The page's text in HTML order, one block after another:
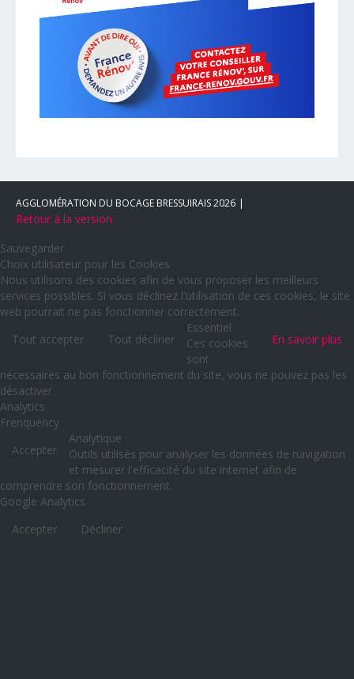
AGGLOMÉRATION DU BOCAGE BRESSUIRAIS2026
Retour à la version
Sauvegarder
Choix utilisateur pour les Cookies
Nous utilisons des cookies afin de vous proposer les meilleurs
services possibles. Si vous déclinez l'utilisation de ces cookies, le site
web pourrait ne pas fonctionner correctement.
Tout accepter
Tout décliner En savoir plus
Essentiel
Ces cookies
sont
nécessaires au bon fonctionnement du site, vous ne pouvez pas les
désactiver.
Analytics
Frenquency
Accepter
Analytique
Outils utilisés pour analyser les données de navigation
et mesurer l'efficacité du site internet afin de
comprendre son fonctionnement.
Google Analytics
Accepter
Décliner